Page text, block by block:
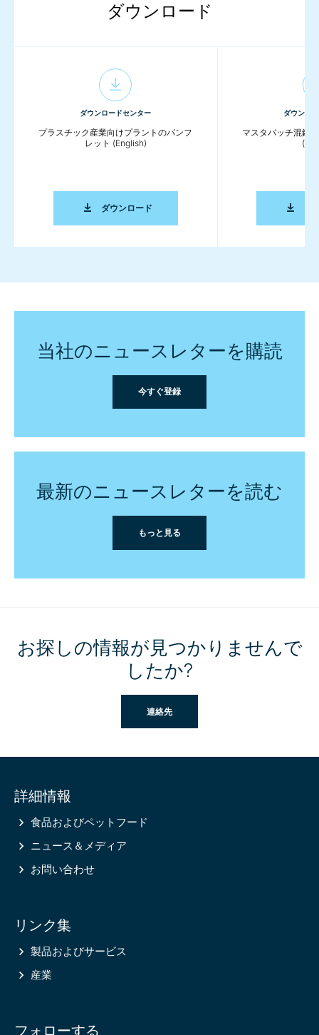
ダウンロード
ダウンロードセンター
プラスチック産業向けプラントのパンフ
レット (English)
ダウンロードプラスチック産業向けプラントのパンフレ
ダウンロ
マスタバッチ混錬
当社のニュースレターを購読
今すぐ登録
最新のニュースレターを読む
もっと見る
お探しの情報が見つかりませんで
したか?
連絡先
information
詳細情報
食品およびペットフード
ニュース＆メディア
お問い合わせ
リンク集
製品およびサービス
産業
フォローする